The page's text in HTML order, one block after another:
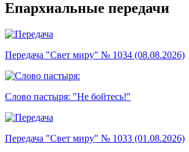
Епархиальные передачи
Передача "Свет миру" № 1034 (08.08.2026)
Слово пастыря: "Не бойтесь!"
Передача "Свет миру" № 1033 (01.08.2026)